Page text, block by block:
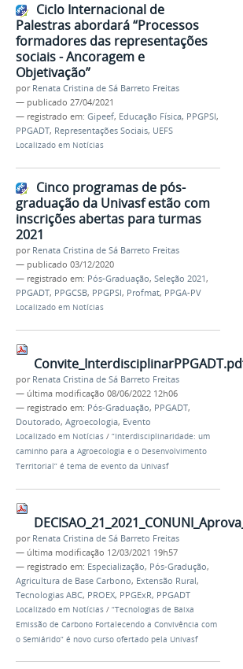
Ciclo Internacional de
Palestras abordará “Processos
formadores das representações
sociais - Ancoragem e
Objetivação”
por Renata Cristina de Sá Barreto Freitas
— publicado 27/04/2021
— registrado em: Gipeef, Educação Física, PPGPSI,
PPGADT, Representações Sociais, UEFS
Localizado em Notícias
Cinco programas de pós-
graduação da Univasf estão com
inscrições abertas para turmas
2021
por Renata Cristina de Sá Barreto Freitas
— publicado 03/12/2020
— registrado em: Pós-Graduação, Seleção 2021,
PPGADT, PPGCSB, PPGPSI, Profmat, PPGA-PV
Localizado em Notícias
por Renata Cristina de Sá Barreto Freitas
— última modificação 08/06/2022 12h06
— registrado em: Pós-Graduação, PPGADT,
Doutorado, Agroecologia, Evento
Localizado em Notícias / “Interdisciplinaridade: um
caminho para a Agroecologia e o Desenvolvimento
Territorial” é tema de evento da Univasf
por Renata Cristina de Sá Barreto Freitas
— última modificação 12/03/2021 19h57
— registrado em: Especialização, Pós-Gradução,
Agricultura de Base Carbono, Extensão Rural,
Tecnologias ABC, PROEX, PPGExR, PPGADT
Localizado em Notícias / “Tecnologias de Baixa
Emissão de Carbono Fortalecendo a Convivência com
o Semiárido” é novo curso ofertado pela Univasf